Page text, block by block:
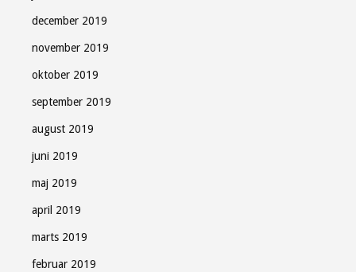
december 2019
november 2019
oktober 2019
september 2019
august 2019
juni 2019
maj 2019
april 2019
marts 2019
februar 2019